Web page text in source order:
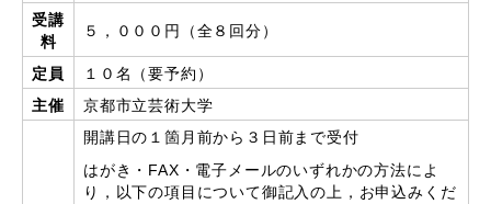
受講
料
５，０００円（全８回分）
定員
１０名（要予約）
主催
京都市立芸術大学
開講日の１箇月前から３日前まで受付
はがき・FAX・電子メールのいずれかの方法によ
り，以下の項目について御記入の上，お申込みくだ